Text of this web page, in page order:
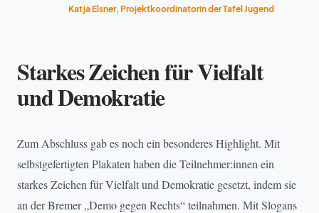
Katja Elsner, Projektkoordinatorin der Tafel Jugend
Starkes Zeichen für Vielfalt
und Demokratie
Zum Abschluss gab es noch ein besonderes Highlight. Mit
selbstgefertigten Plakaten haben die Teilnehmer:innen ein
starkes Zeichen für Vielfalt und Demokratie gesetzt, indem sie
an der Bremer „Demo gegen Rechts“ teilnahmen. Mit Slogans